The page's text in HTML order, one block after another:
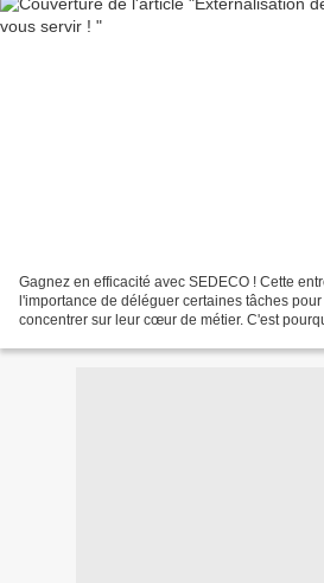
Gagnez en efficacité avec SEDECO ! Cette
l'importance de déléguer certaines tâches
concentrer sur leur cœur de métier. C'est